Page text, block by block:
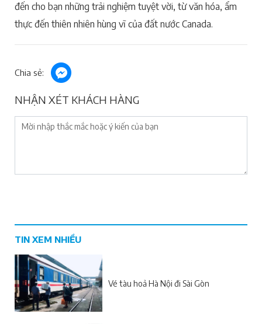
đến cho bạn những trải nghiệm tuyệt vời, từ văn hóa, ẩm
thực đến thiên nhiên hùng vĩ của đất nước Canada.
Chia sẻ:
NHẬN XÉT KHÁCH HÀNG
TIN XEM NHIỀU
Vé tàu hoả Hà Nội đi Sài Gòn